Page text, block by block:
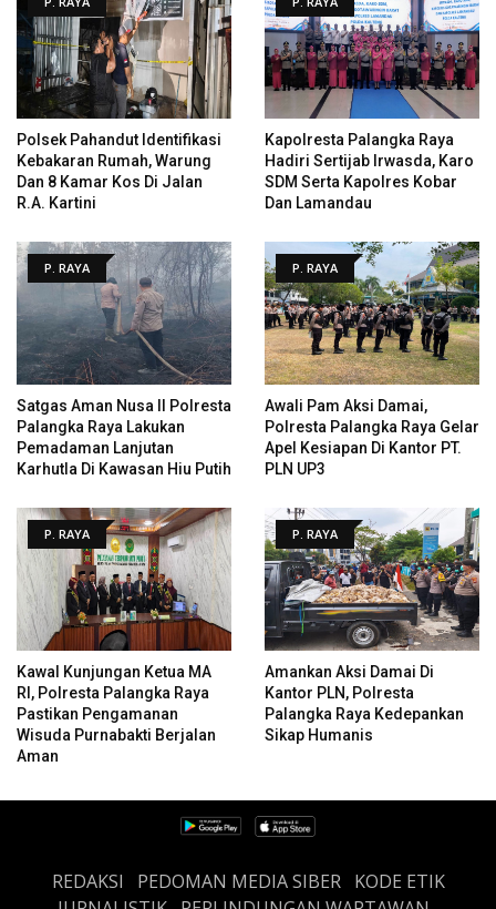
Polsek Pahandut Identifikasi
Kebakaran Rumah, Warung
Dan 8 Kamar Kos Di Jalan
R.A. Kartini
Kapolresta Palangka Raya
Hadiri Sertijab Irwasda, Karo
SDM Serta Kapolres Kobar
Dan Lamandau
P. RAYA
Satgas Aman Nusa II Polresta
Palangka Raya Lakukan
Pemadaman Lanjutan
Karhutla Di Kawasan Hiu Putih
P. RAYA
Awali Pam Aksi Damai,
Polresta Palangka Raya Gelar
Apel Kesiapan Di Kantor PT.
PLN UP3
P. RAYA
Kawal Kunjungan Ketua MA
RI, Polresta Palangka Raya
Pastikan Pengamanan
Wisuda Purnabakti Berjalan
Aman
P. RAYA
Amankan Aksi Damai Di
Kantor PLN, Polresta
Palangka Raya Kedepankan
Sikap Humanis
REDAKSI PEDOMAN MEDIA SIBER
KODE ETIK